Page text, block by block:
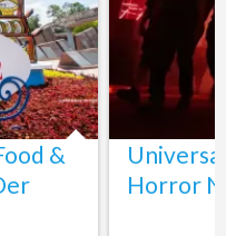
&
Horror